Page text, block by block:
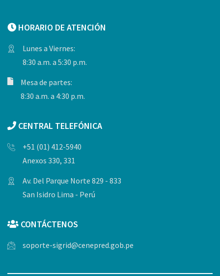
HORARIO DE ATENCIÓN
Lunes a Viernes:
8:30 a.m. a 5:30 p.m.
Mesa de partes:
8:30 a.m. a 4:30 p.m.
CENTRAL TELEFÓNICA
+51 (01) 412-5940
Anexos 330, 331
Av. Del Parque Norte 829 - 833
San Isidro Lima - Perú
CONTÁCTENOS
soporte-sigrid@cenepred.gob.pe